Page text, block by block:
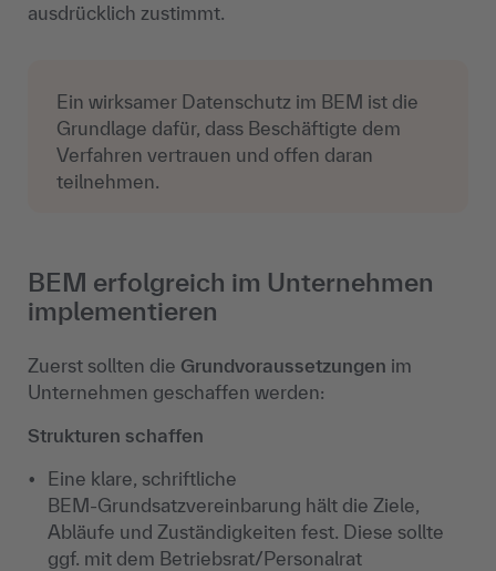
ausdrücklich zustimmt.
Ein wirksamer Datenschutz im BEM ist die
Grundlage dafür, dass Beschäftigte dem
Verfahren vertrauen und offen daran
teilnehmen.
BEM erfolgreich im Unternehmen
implementieren
Zuerst sollten die Grundvoraussetzungen im
Unternehmen geschaffen werden:
Strukturen schaffen
Eine klare, schriftliche
BEM‑Grundsatzvereinbarung hält die Ziele,
Abläufe und Zuständigkeiten fest. Diese sollte
ggf. mit dem Betriebsrat/Personalrat